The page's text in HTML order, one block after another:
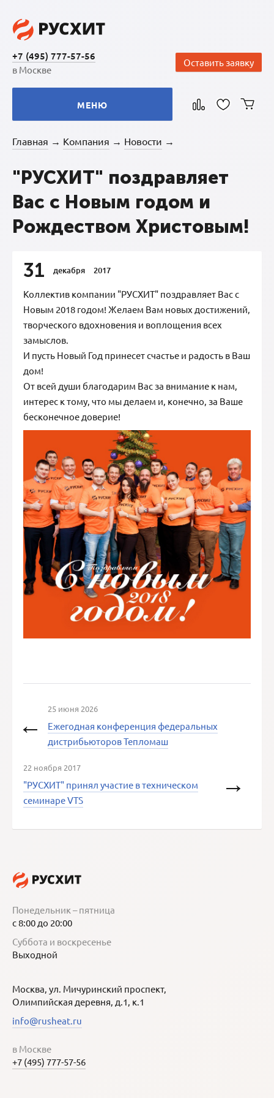
+7 (495) 777-57-56
в Москве
Оставить заявку
МЕНЮ
Главная → Компания → Новости →
"РУСХИТ" поздравляет
Вас с Новым годом и
Рождеством Христовым!
31 декабря 2017
Коллектив компании "РУСХИТ" поздравляет Вас с
Новым 2018 годом! Желаем Вам новых достижений,
творческого вдохновения и воплощения всех
замыслов.
И пусть Новый Год принесет счастье и радость в Ваш
дом!
От всей души благодарим Вас за внимание к нам,
интерес к тому, что мы делаем и, конечно, за Ваше
бесконечное доверие!
25 июня 2026
Ежегодная конференция федеральных
дистрибьюторов Тепломаш
22 ноября 2017
"РУСХИТ" принял участие в техническом
семинаре VTS
Москва, ул. Мичуринский проспект,
Олимпийская деревня, д.1, к.1
info@rusheat.ru
Понедельник – пятница
с 8:00 до 20:00
Суббота и воскресенье
Выходной
в Москве
+7 (495) 777-57-56